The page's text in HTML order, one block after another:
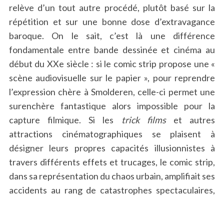
relève d’un tout autre procédé, plutôt basé sur la
répétition et sur une bonne dose d’extravagance
baroque. On le sait, c’est là une différence
fondamentale entre bande dessinée et cinéma au
début du XXe siècle : si le comic strip propose une «
scène audiovisuelle sur le papier », pour reprendre
l’expression chère à Smolderen, celle-ci permet une
surenchère fantastique alors impossible pour la
capture filmique. Si les
trick filmset autres
attractions cinématographiques se plaisent à
désigner leurs propres capacités illusionnistes à
travers différents effets et trucages, le comic strip,
dans sa représentation du chaos urbain, amplifiait ses
accidents au rang de catastrophes spectaculaires,